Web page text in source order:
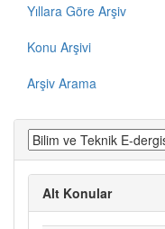
Yıllara Göre Arşiv
Konu Arşivi
Arşiv Arama
Alt Konular